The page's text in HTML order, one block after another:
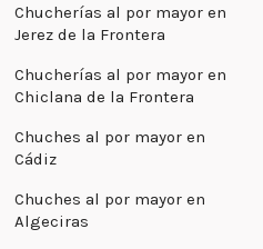
Chucherías al por mayor en
Jerez de la Frontera
Chucherías al por mayor en
Chiclana de la Frontera
Chuches al por mayor en
Cádiz
Chuches al por mayor en
Algeciras